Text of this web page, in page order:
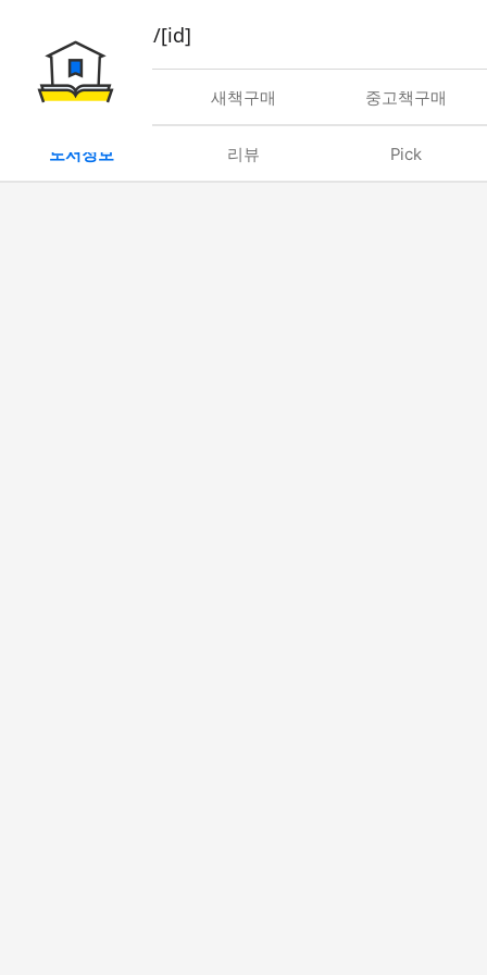
book/rent/[id]
대여 새책구매 중고책구매
도서정보 리뷰 Pick